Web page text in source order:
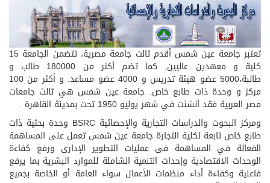
تعتبر جامعة عين شمس أقدم ثالث جامعة مصرية، تتضمن الجامعة 15
كلية و معهدين عاليين, كما تضم أكثر من 180000 طالب و
طالبة،5000 عضو هيئة تدريس و 4000 عضو مساعد. و أكثر من 100
مركز و وحدة ذات طابع خاص. جامعة عين شمس هي ثالث جامعات
مصر العربية فقد أنشئت في شهر يوليو 1950 تحت بمدينة القاهرة .
ومركز البحوث والدراسات التجارية والإحصائية BSRC وحدة بحثية ذات
طابع خاص تابعة لكلية التجارة جامعة عين شمس تعمل على المساهمة
الفعالة في المساهمة فى عمليات التطوير الإدارى ورفع كفاءة
الوحدات الاقتصادية وإحداث التنمية الشاملة للموارد البشرية بما يرفع
فاعلية وكفاءة أداء منظمات الأعمال سواء العامة أو الخاصة بجميع